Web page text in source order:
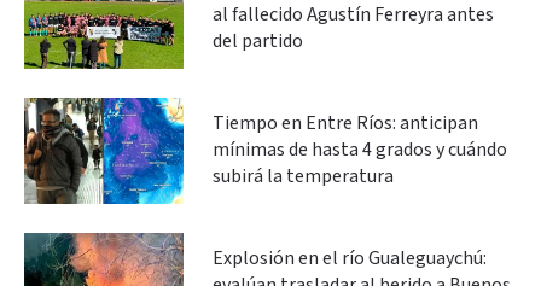
al fallecido Agustín Ferreyra antes
del partido
Tiempo en Entre Ríos: anticipan
mínimas de hasta 4 grados y cuándo
subirá la temperatura
Explosión en el río Gualeguaychú: